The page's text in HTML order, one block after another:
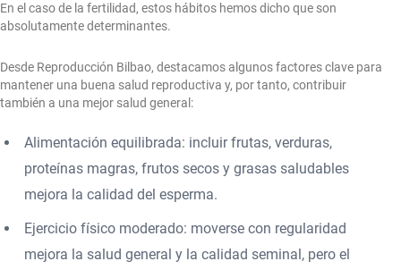
En el caso de la fertilidad, estos hábitos hemos dicho que son
absolutamente determinantes.
Desde Reproducción Bilbao, destacamos algunos factores clave para
mantener una buena salud reproductiva y, por tanto, contribuir
también a una mejor salud general:
Alimentación equilibrada: incluir frutas, verduras,
proteínas magras, frutos secos y grasas saludables
mejora la calidad del esperma.
Ejercicio físico moderado: moverse con regularidad
mejora la salud general y la calidad seminal, pero el